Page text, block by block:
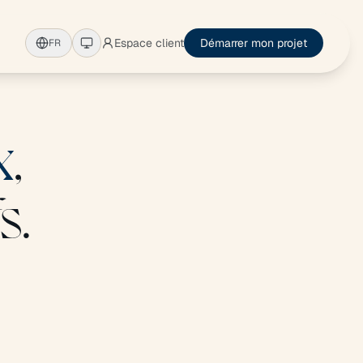
FR Espace client Démarrer mon projet
,